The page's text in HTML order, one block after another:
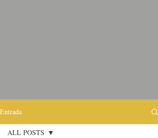
Entrada
ALL POSTS